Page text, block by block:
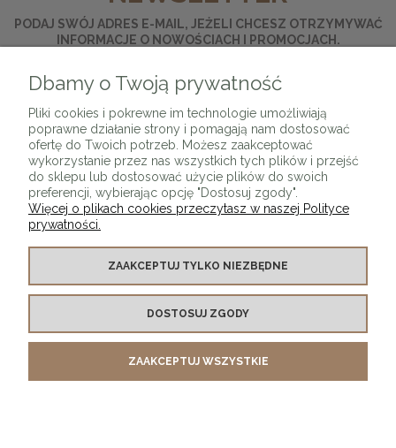
PODAJ SWÓJ ADRES E-MAIL, JEŻELI CHCESZ OTRZYMYWAĆ
INFORMACJE O NOWOŚCIACH I PROMOCJACH.
KONTAKT Z NAMI
MOJE KONTO
Dbamy o Twoją prywatność
Pliki cookies i pokrewne im technologie umożliwiają
poprawne działanie strony i pomagają nam dostosować
ofertę do Twoich potrzeb. Możesz zaakceptować
wykorzystanie przez nas wszystkich tych plików i przejść
do sklepu lub dostosować użycie plików do swoich
preferencji, wybierając opcję "Dostosuj zgody".
Więcej o plikach cookies przeczytasz w naszej Polityce
prywatności.
ZAAKCEPTUJ TYLKO NIEZBĘDNE
DOSTOSUJ ZGODY
ZAAKCEPTUJ WSZYSTKIE